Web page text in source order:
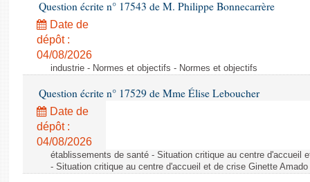
Dossiers législatifs
Budget et sécurité sociale
Questions écrites et orales
Comptes rendus des débats
Question écrite n° 17543 de M. Philippe Bonnecarrère
Date de
dépôt :
04/08/2026
industrie - Normes et objectifs - Normes et objectifs
Question écrite n° 17529 de Mme Élise Leboucher
Date de
dépôt :
04/08/2026
établissements de santé - Situation critique au centre d'accueil
- Situation critique au centre d'accueil et de crise Ginette Amado